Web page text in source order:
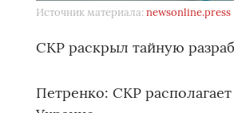
Источник материала:newsonline.press
СКР раскрыл тайную
Петренко: СКР